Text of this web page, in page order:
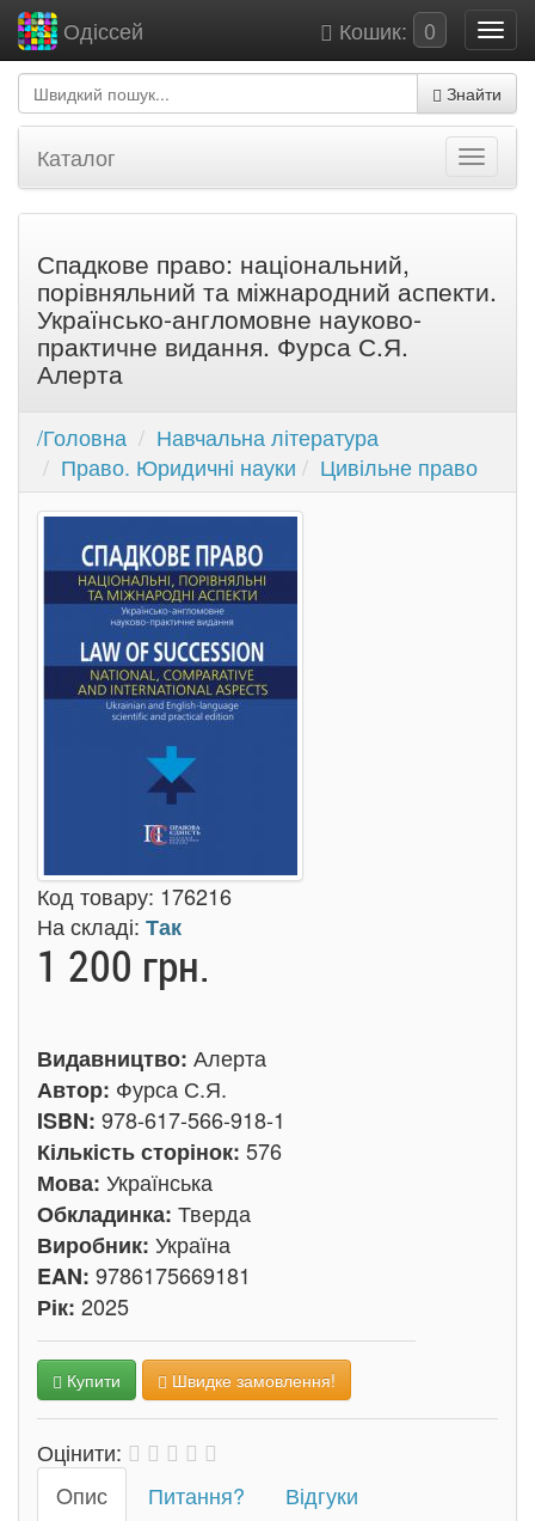
Кошик: 0
Одіссей
Знайти
Каталог
Спадкове право: національний,
порівняльний та міжнародний аспекти.
Українсько-англомовне науково-
практичне видання. Фурса С.Я.
Алерта
/Головна
Навчальна література
Право. Юридичні науки
Цивільне право
Код товару: 176216
На складі: Так
1 200 грн.
Видавництво: Алерта
Автор: Фурса С.Я.
ISBN: 978-617-566-918-1
Кількість сторінок: 576
Мова: Українська
Обкладинка: Тверда
Виробник: Україна
EAN: 9786175669181
Рік: 2025
Купити Швидке замовлення!
Оцінити:
Oпис
Питання?
Відгуки